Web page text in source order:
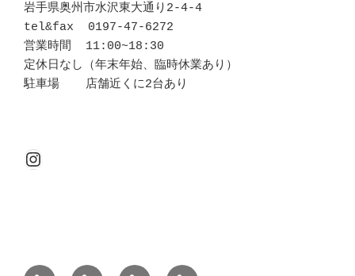
岩手県奥州市水沢東大通り2-4-4
tel&fax  0197-47-6272
営業時間  11:00~18:30
定休日なし（年末年始、臨時休業あり）
駐車場  　店舗近くに2台あり
Instagram